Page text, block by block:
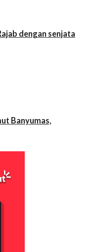
dengan senjata
Banyumas,